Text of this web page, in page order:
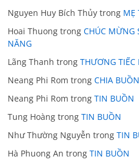
Nguyen Huy Bích Thủy trong MẸ
Hoai Thuong trongCHÚC MỪNG
NĂNG
Lãng Thanh trongTHƯƠNG
Neang Phi Rom trongCHIA
Neang Phi Rom trongTIN BUỒN
Tung Hoàng trongTIN BUỒN
Như Thường Nguyễn trongTIN
Hà Phuong An trongTIN BUỒN